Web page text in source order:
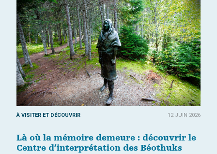
À VISITER ET DÉCOUVRIR 12 JUIN 2026
Là où la mémoire demeure : découvrir le
Centre d’interprétation des Béothuks